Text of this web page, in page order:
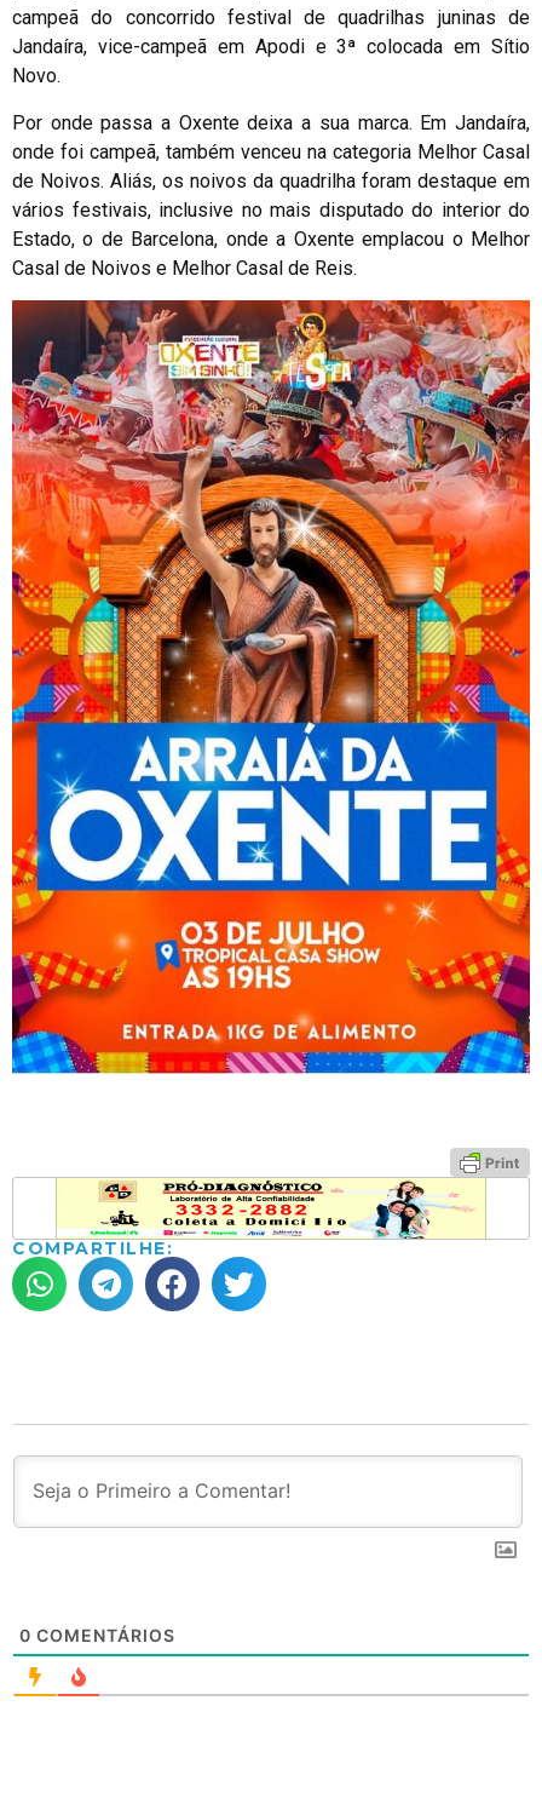
campeã do concorrido festival de quadrilhas juninas de
Jandaíra, vice-campeã em Apodi e3ªcolocada em Sítio
Novo.
Por onde passa a Oxente deixa a sua marca. Em Jandaíra,
onde foi campeã, também venceu na categoria Melhor Casal
de Noivos. Aliás, os noivos da quadrilha foram destaque em
vários festivais, inclusive no mais disputado do interior do
Estado, o de Barcelona, onde a Oxente emplacou o Melhor
Casal de Noivos e Melhor Casal de Reis.
COMPARTILHE:
0 COMENTÁRIOS